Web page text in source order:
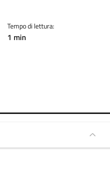
Tempo di lettura:
1 min